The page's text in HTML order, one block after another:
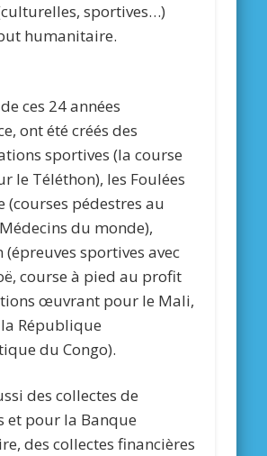
sportives…)
humanitaire.
ces 24 années
ont été créés des
sportives (la course
le Téléthon), les Foulées
(courses pédestres au
du monde),
(épreuves sportives avec
course à pied au profit
œuvrant pour le Mali,
République
du Congo).
des collectes de
et pour la Banque
des collectes financières